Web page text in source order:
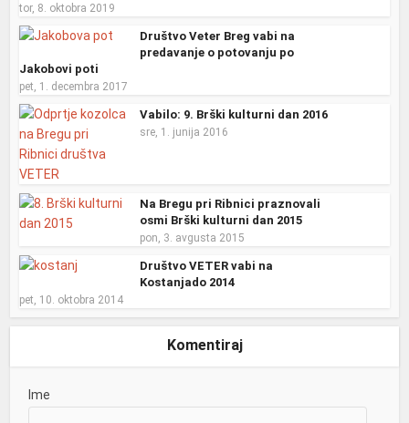
tor, 8. oktobra 2019
Društvo Veter Breg vabi na
predavanje o potovanju po
Jakobovi poti
pet, 1. decembra 2017
Vabilo: 9. Brški kulturni dan 2016
sre, 1. junija 2016
Na Bregu pri Ribnici praznovali
osmi Brški kulturni dan 2015
pon, 3. avgusta 2015
Društvo VETER vabi na
Kostanjado 2014
pet, 10. oktobra 2014
Komentiraj
Ime